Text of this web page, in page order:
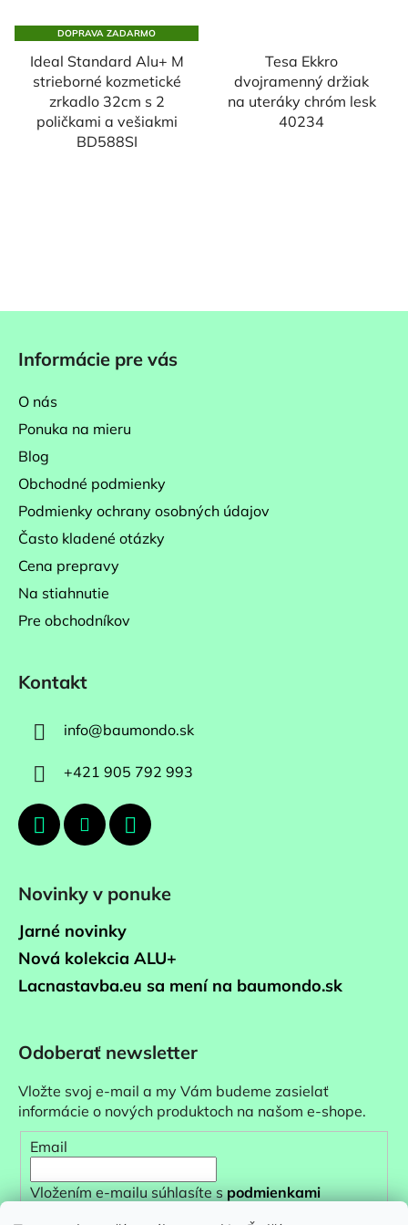
DOPRAVA ZADARMO
Ideal Standard Alu+ M
strieborné kozmetické
zrkadlo 32cm s 2
poličkami a vešiakmi
BD588SI
Tesa Ekkro
dvojramenný držiak
na uteráky chróm lesk
40234
Informácie pre vás
O nás
Ponuka na mieru
Blog
Obchodné podmienky
Podmienky ochrany osobných údajov
Často kladené otázky
Cena prepravy
Na stiahnutie
Pre obchodníkov
Kontakt
info@baumondo.sk
+421 905 792 993
Novinky v ponuke
Jarné novinky
Nová kolekcia ALU+
Lacnastavba.eu sa mení na baumondo.sk
Odoberať newsletter
Vložte svoj e-mail a my Vám budeme zasielať
informácie o nových produktoch na našom e-shope.
Email
Vložením e-mailu súhlasíte spodmienkami